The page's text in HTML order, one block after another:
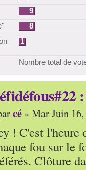
9
8
1
Nombre total de
cé » Mar Juin
! C'est l'heure
fou sur le
Clôture